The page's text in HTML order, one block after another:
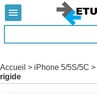

Accueil > iPhone 5/5S/5C >
rigide